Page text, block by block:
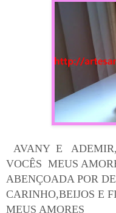
AVANY E
VOCÊS MEUS
ABENÇOADA POR
CARINHO,BEIJOS E
MEUS AMORES